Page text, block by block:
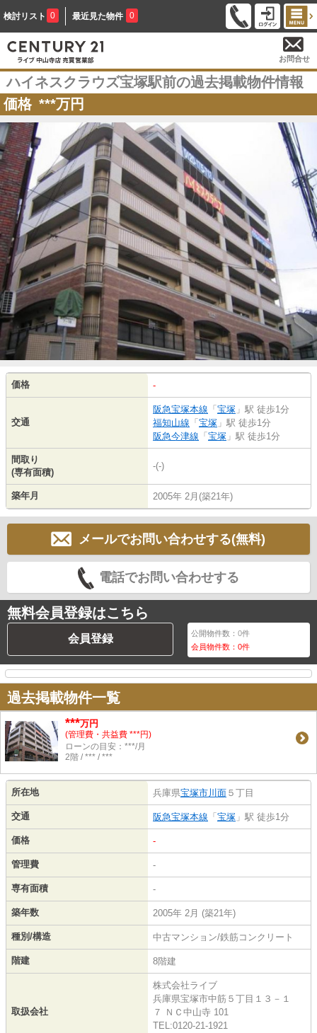
検討リスト 0 最近見た物件 0
お問合せ
ハイネスクラウズ宝塚駅前の過去掲載物件情報
価格 ***万円
価格 -
交通
阪急宝塚本線 「 宝塚 」駅 徒歩1分
福知山線 「 宝塚 」駅 徒歩1分
阪急今津線 「 宝塚 」駅 徒歩1分
間取り
(専有面積)
-(-)
築年月 2005年 2月(築21年)
メールでお問い合わせする(無料)
電話でお問い合わせする
無料会員登録はこちら
会員登録 公開物件数：0件
会員物件数：0件
過去掲載物件一覧
***万円
(管理費・共益費 ***円)
ローンの目安：***/月
2階 / *** / ***
所在地 兵庫県宝塚市川面 ５丁目
交通 阪急宝塚本線 「 宝塚 」駅 徒歩1分
価格 -
管理費 -
専有面積 -
築年数 2005年 2月 (築21年)
種別/構造 中古マンション/鉄筋コンクリート
階建 8階建
取扱会社
株式会社ライブ
兵庫県宝塚市中筋５丁目１３－１
７ ＮＣ中山寺 101
TEL:0120-21-1921